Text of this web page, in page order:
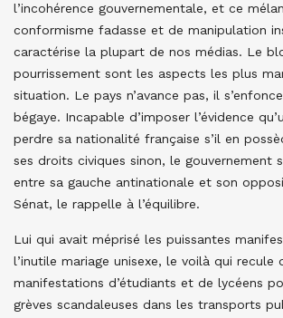
l’incohérence gouvernementale, et ce
conformisme fadasse et de manipulation
caractérise la plupart de nos médias. Le
pourrissement sont les aspects les plus
situation. Le pays n’avance pas, il
bégaye. Incapable d’imposer l’évidence
perdre sa nationalité française s’il en
ses droits civiques sinon, le gouvernement
entre sa gauche antinationale et son
Sénat, le rappelle à l’équilibre.
Lui qui avait méprisé les puissantes
l’inutile mariage unisexe, le voilà qui recule
manifestations d’étudiants et de lycéens
grèves scandaleuses dans les transports